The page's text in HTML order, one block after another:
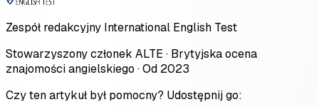
Zespół redakcyjny International English Test
Stowarzyszony członek ALTE · Brytyjska ocena
znajomości angielskiego · Od 2023
Czy ten artykuł był pomocny? Udostępnij go: